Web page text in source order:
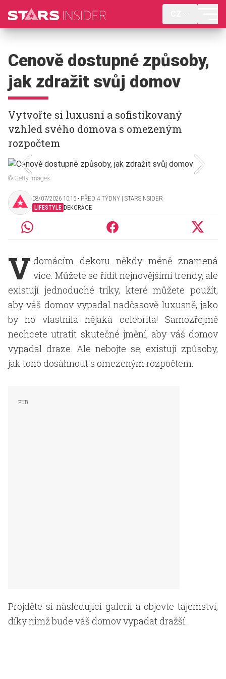
Cenově dostupné způsoby,
jak zdražit svůj domov
Vytvořte si luxusní a sofistikovaný
vzhled svého domova s omezeným
rozpočtem
© Getty Images
08/07/2026 10:15 ‧ PŘED 4 TÝDNY | STARSINSIDER
LIFESTYLE DEKORACE
V domácím dekoru někdy méně znamená
více. Můžete se řídit nejnovějšími trendy, ale
existují jednoduché triky, které můžete použít,
aby váš domov vypadal nadčasově luxusně, jako
by ho vlastnila nějaká celebrita! Samozřejmě
nechcete utratit skutečné jmění, aby váš domov
vypadal draze. Ale nebojte se, existují způsoby,
jak toho dosáhnout s omezeným rozpočtem.
Projděte si následující galerii a objevte tajemství,
díky nimž bude váš domov vypadat dražší.